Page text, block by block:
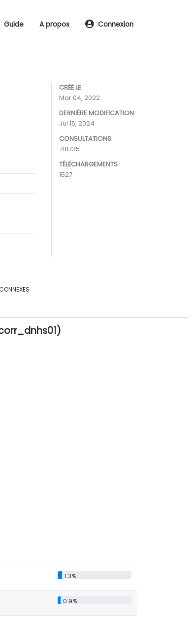
Guide A propos Connexion
CRÉÉ LE
Mar 04, 2022
DERNIÈRE MODIFICATION
Jul 15, 2024
CONSULTATIONS
718735
TÉLÉCHARGEMENTS
1527
1.3%
0.9%